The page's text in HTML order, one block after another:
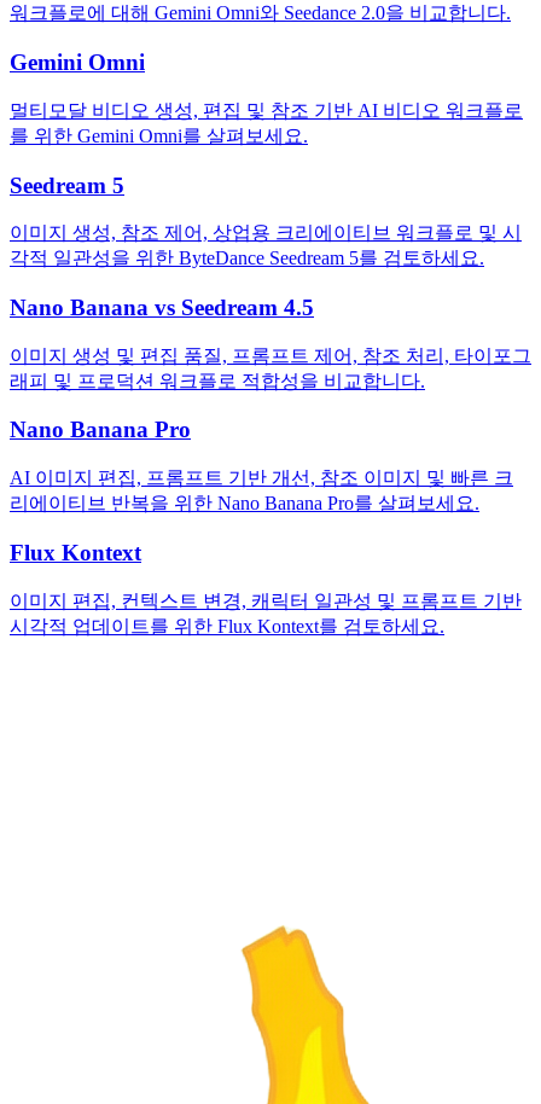
워크플로에 대해 Gemini Omni와 Seedance 2.0을 비교합니다.
Gemini Omni
멀티모달 비디오 생성, 편집 및 참조 기반 AI 비디오 워크플로
를 위한 Gemini Omni를 살펴보세요.
Seedream 5
이미지 생성, 참조 제어, 상업용 크리에이티브 워크플로 및 시
각적 일관성을 위한 ByteDance Seedream 5를 검토하세요.
Nano Banana vs Seedream 4.5
이미지 생성 및 편집 품질, 프롬프트 제어, 참조 처리, 타이포그
래피 및 프로덕션 워크플로 적합성을 비교합니다.
Nano Banana Pro
AI 이미지 편집, 프롬프트 기반 개선, 참조 이미지 및 빠른 크
리에이티브 반복을 위한 Nano Banana Pro를 살펴보세요.
Flux Kontext
이미지 편집, 컨텍스트 변경, 캐릭터 일관성 및 프롬프트 기반
시각적 업데이트를 위한 Flux Kontext를 검토하세요.